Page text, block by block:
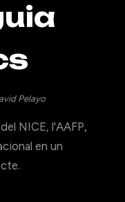
Pelayo
NICE, l'AAFP,
en un